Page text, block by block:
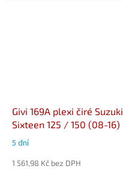
Givi 169A plexi čiré Suzuki
Sixteen 125 / 150 (08-16)
5 dní
1 561,98 Kč bez DPH